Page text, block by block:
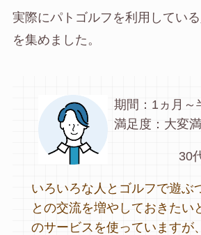
実際にパトゴルフを利用してい
を集めました。
期間：1ヵ月～
満足度：大変
30
いろいろな人とゴルフで遊ぶ
との交流を増やしておきたい
のサービスを使っていますが